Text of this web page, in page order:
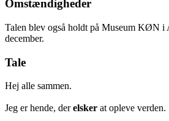
Omstændigheder
Talen blev også holdt på Museum KØN i
december.
Tale
Hej alle sammen.
Jeg er hende, derelsker at opleve verden.